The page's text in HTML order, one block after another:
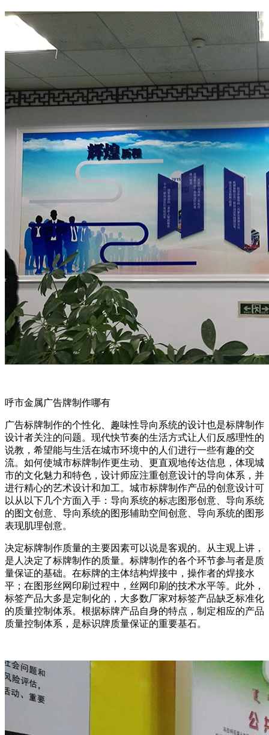
呼市金属广告牌制作哪有
广告标牌制作的个性化、趣味性导向系统的设计也是标牌制作
设计者关注的问题。现代快节奏的生活方式让人们反感理性的
说教，希望能与生活在城市环境中的人们进行一些有趣的交
流。如何使城市标牌制作更生动、更直观地传达信息，体现城
市的文化魅力和特色，设计师应注重创意设计的导向体系，并
进行精心的艺术设计和加工。城市标牌制作产品的创意设计可
以从以下几个方面入手：导向系统的标志图形创意、导向系统
的图文创意、导向系统的图形辅助空间创意、导向系统的图形
表现肌理创意。
决定标牌制作质量的主要因素可以说是客观的。从主观上讲，
是人决定了标牌制作的质量。标牌制作的各个环节参与者是质
量保证的基础。在标牌的主体结构焊接中，操作者的焊接水
平；在图形丝网印刷过程中，丝网印刷的技术水平等。此外，
标签产品大多是定制化的，大多数厂家对标签产品缺乏标准化
的质量控制体系。根据标牌产品自身的特点，制定相应的产品
质量控制体系，是标识牌质量保证的重要基石。